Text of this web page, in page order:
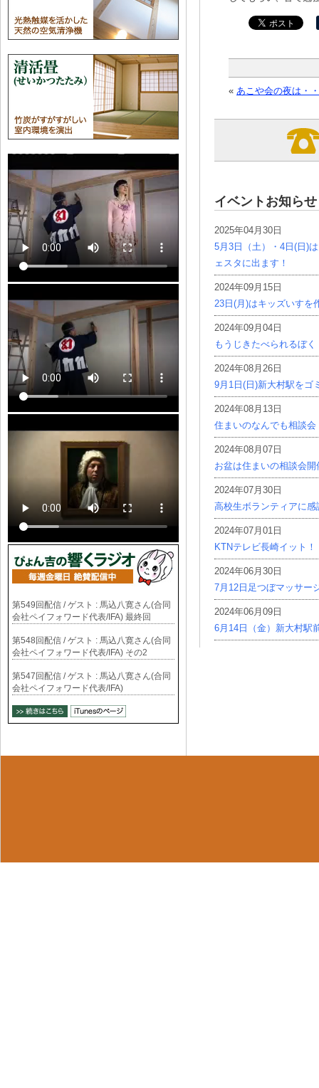
« あこや会の夜は・
イベントお知らせ
2025年04月30日
5月3日（土）・4日(日)
ェスタに出ます！
2024年09月15日
23日(月)はキッズいすを
2024年09月04日
もうじきたべられるぼく
2024年08月26日
9月1日(日)新大村駅をゴ
2024年08月13日
住まいのなんでも相談会
2024年08月07日
お盆は住まいの相談会開
2024年07月30日
高校生ボランティアに感
2024年07月01日
KTNテレビ長崎イット！
2024年06月30日
7月12日足つぼマッサー
2024年06月09日
6月14日（金）新大村駅
第549回配信 / ゲスト : 馬込八寛さん(合同
会社ペイフォワード代表/IFA) 最終回
第548回配信 / ゲスト : 馬込八寛さん(合同
会社ペイフォワード代表/IFA) その2
第547回配信 / ゲスト : 馬込八寛さん(合同
会社ペイフォワード代表/IFA)